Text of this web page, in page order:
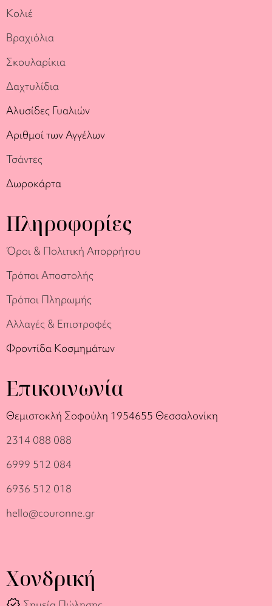
Κολιέ
Βραχιόλια
Σκουλαρίκια
Δαχτυλίδια
Αλυσίδες Γυαλιών
Αριθμοί των Αγγέλων
Τσάντες
Δωροκάρτα
Πληροφορίες
Όροι & Πολιτική Απορρήτου
Τρόποι Αποστολής
Τρόποι Πληρωμής
Αλλαγές & Επιστροφές
Φροντίδα Κοσμημάτων
Επικοινωνία
Θεμιστοκλή Σοφούλη 1954655 Θεσσαλονίκη
2314 088 088
6999 512 084
6936 512 018
hello@couronne.gr
Χονδρική